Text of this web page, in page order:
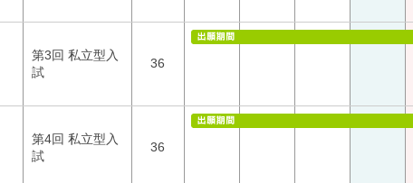
第3回 私立型入
試
36
第4回 私立型入
試
36